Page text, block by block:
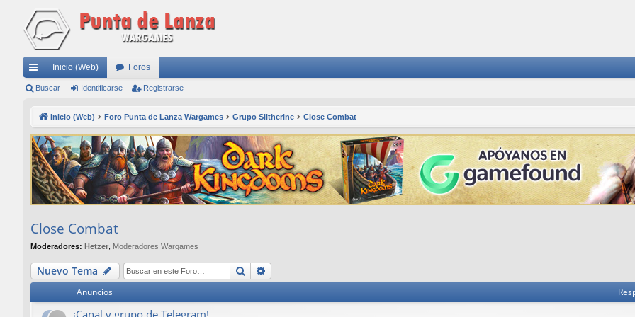
nl
rá
pi
do
Inicio (Web) Foros
Buscar Identificarse Registrarse
Inicio (Web) Foro Punta de Lanza Wargames Grupo Slitherine Close Combat
Close Combat
Moderadores: Hetzer Moderadores Wargames
Nuevo Tema Buscar
Anuncios